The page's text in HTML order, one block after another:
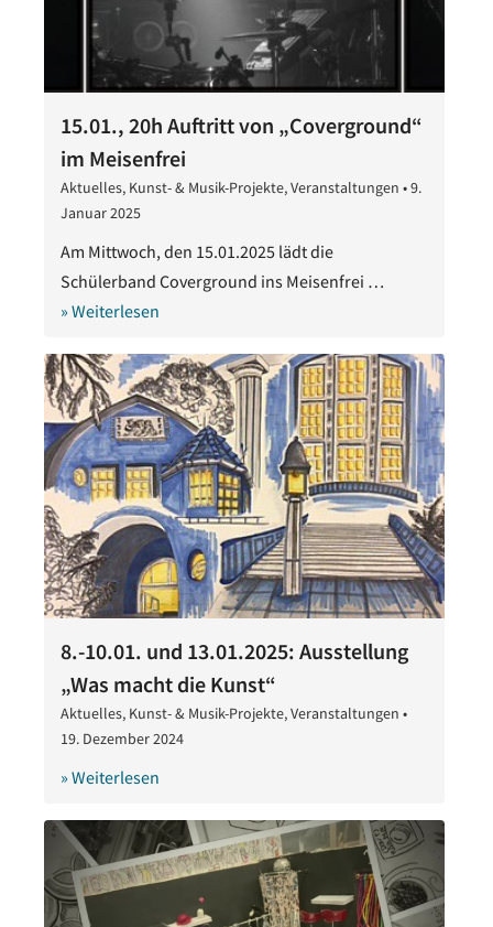
15.01., 20h Auftritt von „Coverground“
im Meisenfrei
Aktuelles, Kunst- & Musik-Projekte,Veranstaltungen •9.
Januar 2025
2025
Am Mittwoch, den 15.01.2025 lädt die
Schülerband Coverground ins Meisenfrei …
» Weiterlesen
8.-10.01. und 13.01.2025: Ausstellung
„Was macht die Kunst“
Aktuelles, Kunst- & Musik-Projekte,Veranstaltungen •
19. Dezember 2024
» Weiterlesen